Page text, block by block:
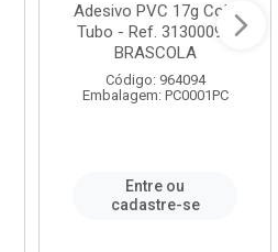
Adesivo PVC 17g Cola
Tubo - Ref. 3130009 -
BRASCOLA
Código: 964094
Embalagem: PC0001PC
Entre ou
cadastre-se